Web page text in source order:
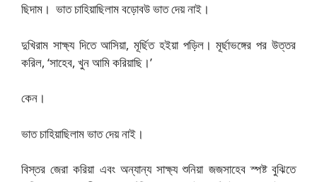
ছিদাম। ভাত চাহিয়াছিলাম বড়োবউ ভাত দেয় নাই।
দুখিরাম সাক্ষ্য দিতে আসিয়া, মূর্ছিত হইয়া পড়িল। মূর্ছাভঙ্গের পর উত্তর
করিল, ‘সাহেব, খুন আমি করিয়াছি।’
কেন।
ভাত চাহিয়াছিলাম ভাত দেয় নাই।
বিস্তর জেরা করিয়া এবং অন্যান্য সাক্ষ্য শুনিয়া জজসাহেব স্পষ্ট বুঝিতে